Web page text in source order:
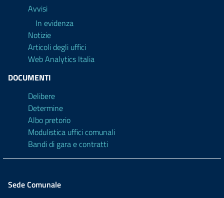
Avvisi
In evidenza
Notizie
Articoli degli uffici
Web Analytics Italia
DOCUMENTI
Delibere
Determine
Albo pretorio
Modulistica uffici comunali
Bandi di gara e contratti
Sede Comunale